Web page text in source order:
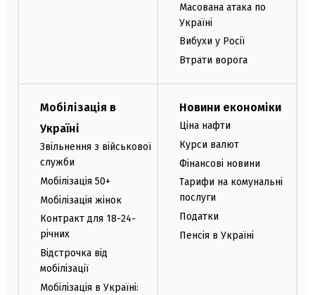
Масована атака по
Україні
Вибухи у Росії
Втрати ворога
Мобілізація в
Україні
Звільнення з військової
служби
Мобілізація 50+
Мобілізація жінок
Контракт для 18-24-
річних
Відстрочка від
мобілізації
Мобілізація в Україні:
Новини економіки
Ціна нафти
Курси валют
Фінансові новини
Тарифи на комунальні
послуги
Податки
Пенсія в Україні